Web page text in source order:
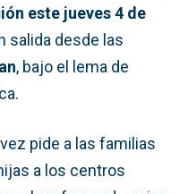
este jueves 4 de
salida desde las
, bajo el lema de
pide a las familias
a los centros